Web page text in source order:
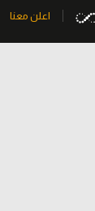
اعلن معنا